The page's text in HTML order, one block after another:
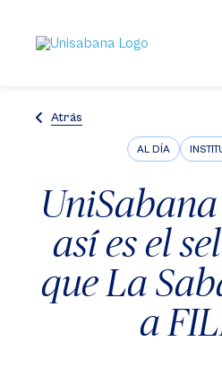
contenido
principal
Atrás
AL DÍA
así es el
que La
a